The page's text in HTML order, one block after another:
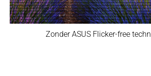
Zonder ASUS Flicker-free